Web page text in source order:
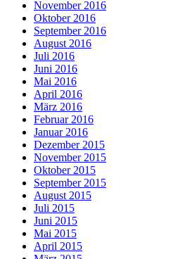
November 2016
Oktober 2016
September 2016
August 2016
Juli 2016
Juni 2016
Mai 2016
April 2016
März 2016
Februar 2016
Januar 2016
Dezember 2015
November 2015
Oktober 2015
September 2015
August 2015
Juli 2015
Juni 2015
Mai 2015
April 2015